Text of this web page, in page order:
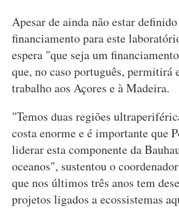
Apesar de ainda não estar
financiamento para este
espera "que seja um
que, no caso português, permitirá
trabalho aos Açores e à Madeira.
"Temos duas regiões
costa enorme e é importante que
liderar esta componente da
oceanos", sustentou o
que nos últimos três anos tem
projetos ligados a ecossistemas